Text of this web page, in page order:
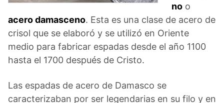
no o
acero damasceno. Esta es una clase de acero de
crisol que se elaboró y se utilizó en Oriente
medio para fabricar espadas desde el año 1100
hasta el 1700 después de Cristo.
Las espadas de acero de Damasco se
caracterizaban por ser legendarias en su filo y en